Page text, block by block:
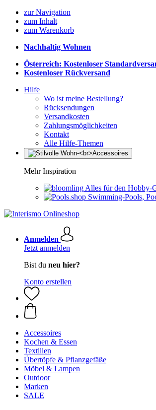
zur Navigation
zum Inhalt
zum Warenkorb
Nachhaltig Wohnen
Österreich: Kostenloser
Kostenloser Rückversand
Hilfe
Wo ist meine Bestellung?
Rücksendungen
Versandkosten
Zahlungsmöglichkeiten
Kontakt
Alle Hilfe-Themen
Mehr Inspiration
Alles für den Hobby-
Swimming-Pools,
Anmelden
Jetzt anmelden
Bist du neu hier?
Konto erstellen
Accessoires
Kochen & Essen
Textilien
Übertöpfe & Pflanzgefäße
Möbel & Lampen
Outdoor
Marken
SALE